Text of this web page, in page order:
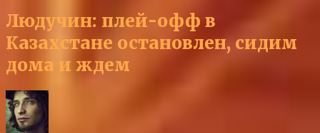
Людучин: плей-офф в
Казахстане остановлен, сидим
дома и ждем